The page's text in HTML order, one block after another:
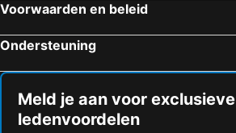
Voorwaarden en beleid
Ondersteuning
Meld je aan voor exclusieve
ledenvoordelen